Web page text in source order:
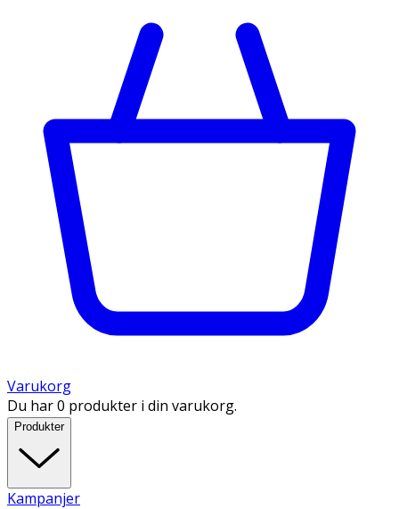
Varukorg
Du har 0 produkter i din varukorg.
Produkter
Kampanjer